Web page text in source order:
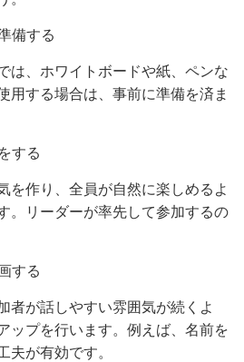
備する
は、ホワイトボードや紙、ペンな
用する場合は、事前に準備を済ま
する
を作り、全員が自然に楽しめるよ
。リーダーが率先して参加するの
する
者が話しやすい雰囲気が続くよ
ップを行います。例えば、名前を
夫が有効です。